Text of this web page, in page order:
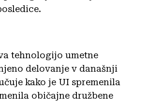
tehnologijo umetne
delovanje v današnji
kako je UI spremenila
običajne družbene